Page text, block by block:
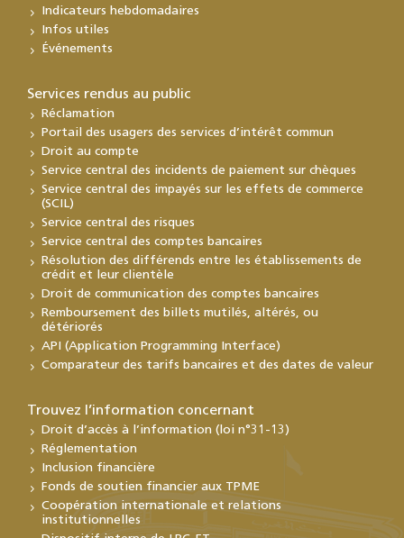
Indicateurs hebdomadaires
Infos utiles
Événements
Services rendus au public
Réclamation
Portail des usagers des services d’intérêt commun
Droit au compte
Service central des incidents de paiement sur chèques
Service central des impayés sur les effets de commerce
(SCIL)
Service central des risques
Service central des comptes bancaires
Résolution des différends entre les établissements de
crédit et leur clientèle
Droit de communication des comptes bancaires
Remboursement des billets mutilés, altérés, ou
détériorés
API (Application Programming Interface)
Comparateur des tarifs bancaires et des dates de valeur
Trouvez l’information concernant
Droit d’accès à l’information (loi n°31-13)
Réglementation
Inclusion financière
Fonds de soutien financier aux TPME
Coopération internationale et relations
institutionnelles